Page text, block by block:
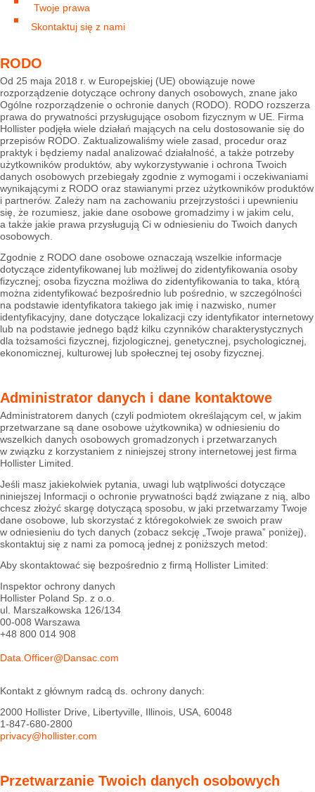
Twoje prawa
Skontaktuj się z nami
RODO
Od 25 maja 2018 r. w Europejskiej (UE) obowiązuje nowe
rozporządzenie dotyczące ochrony danych osobowych, znane jako
Ogólne rozporządzenie o ochronie danych (RODO). RODO rozszerza
prawa do prywatności przysługujące osobom fizycznym w UE. Firma
Hollister podjęła wiele działań mających na celu dostosowanie się do
przepisów RODO. Zaktualizowaliśmy wiele zasad, procedur oraz
praktyk i będziemy nadal analizować działalność, a także potrzeby
użytkowników produktów, aby wykorzystywanie i ochrona Twoich
danych osobowych przebiegały zgodnie z wymogami i oczekiwaniami
wynikającymi z RODO oraz stawianymi przez użytkowników produktów
i partnerów. Zależy nam na zachowaniu przejrzystości i upewnieniu
się, że rozumiesz, jakie dane osobowe gromadzimy i w jakim celu,
a także jakie prawa przysługują Ci w odniesieniu do Twoich danych
osobowych.
Zgodnie z RODO dane osobowe oznaczają wszelkie informacje
dotyczące zidentyfikowanej lub możliwej do zidentyfikowania osoby
fizycznej; osoba fizyczna możliwa do zidentyfikowania to taka, którą
można zidentyfikować bezpośrednio lub pośrednio, w szczególności
na podstawie identyfikatora takiego jak imię i nazwisko, numer
identyfikacyjny, dane dotyczące lokalizacji czy identyfikator internetowy
lub na podstawie jednego bądź kilku czynników charakterystycznych
dla tożsamości fizycznej, fizjologicznej, genetycznej, psychologicznej,
ekonomicznej, kulturowej lub społecznej tej osoby fizycznej.
Administrator danych i dane kontaktowe
Administratorem danych (czyli podmiotem określającym cel, w jakim
przetwarzane są dane osobowe użytkownika) w odniesieniu do
wszelkich danych osobowych gromadzonych i przetwarzanych
w związku z korzystaniem z niniejszej strony internetowej jest firma
Hollister Limited.
Jeśli masz jakiekolwiek pytania, uwagi lub wątpliwości dotyczące
niniejszej Informacji o ochronie prywatności bądź związane z nią, albo
chcesz złożyć skargę dotyczącą sposobu, w jaki przetwarzamy Twoje
dane osobowe, lub skorzystać z któregokolwiek ze swoich praw
w odniesieniu do tych danych (zobacz sekcję „Twoje prawa” poniżej),
skontaktuj się z nami za pomocą jednej z poniższych metod:
Aby skontaktować się bezpośrednio z firmą Hollister Limited:
Inspektor ochrony danych
Hollister Poland Sp. z o.o.
ul. Marszałkowska 126/134
00-008 Warszawa
+48 800 014 908
Data.Officer@Dansac.com
Kontakt z głównym radcą ds. ochrony danych:
2000 Hollister Drive, Libertyville, Illinois, USA, 60048
1-847-680-2800
privacy@hollister.com
Przetwarzanie Twoich danych osobowych